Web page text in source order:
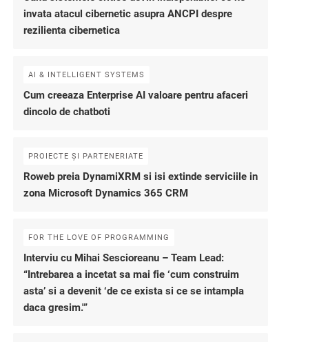
invata atacul cibernetic asupra ANCPI despre
rezilienta cibernetica
AI & INTELLIGENT SYSTEMS
Cum creeaza Enterprise AI valoare pentru afaceri
dincolo de chatboti
PROIECTE ȘI PARTENERIATE
Roweb preia DynamiXRM si isi extinde serviciile in
zona Microsoft Dynamics 365 CRM
FOR THE LOVE OF PROGRAMMING
Interviu cu Mihai Sescioreanu – Team Lead:
“Intrebarea a incetat sa mai fie ‘cum construim
asta’ si a devenit ‘de ce exista si ce se intampla
daca gresim.'”